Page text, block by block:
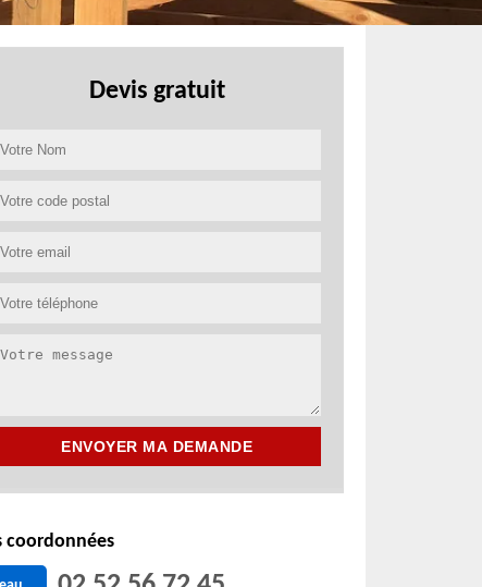
Devis gratuit
coordonnées